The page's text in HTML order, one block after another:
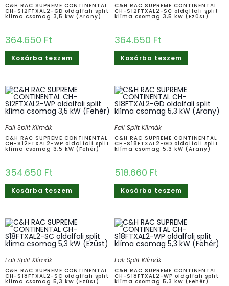
C&H RAC SUPREME CONTINENTAL
CH-S12FTXAL2-GD oldalfali split
klíma csomag 3,5 kW (Arany)
364.650 Ft
Kosárba teszem
C&H RAC SUPREME CONTINENTAL
CH-S12FTXAL2-SC oldalfali split
klíma csomag 3,5 kW (Ezüst)
364.650 Ft
Kosárba teszem
Fali Split Klímák
C&H RAC SUPREME CONTINENTAL
CH-S12FTXAL2-WP oldalfali split
klíma csomag 3,5 kW (Fehér)
354.650 Ft
Kosárba teszem
Fali Split Klímák
C&H RAC SUPREME CONTINENTAL
CH-S18FTXAL2-GD oldalfali split
klíma csomag 5,3 kW (Arany)
518.660 Ft
Kosárba teszem
Fali Split Klímák
C&H RAC SUPREME CONTINENTAL
CH-S18FTXAL2-SC oldalfali split
klíma csomag 5,3 kW (Ezüst)
Fali Split Klímák
C&H RAC SUPREME CONTINENTAL
CH-S18FTXAL2-WP oldalfali split
klíma csomag 5,3 kW (Fehér)